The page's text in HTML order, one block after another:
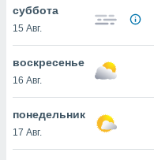
cookie
в
нашего
суббота
15 Авг.
воскресенье
16 Авг.
понедельник
17 Авг.